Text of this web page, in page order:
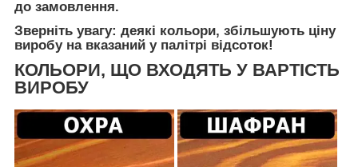
до замовлення.
Зверніть увагу: деякі кольори, збільшують ціну
виробу на вказаний у палітрі відсоток!
КОЛЬОРИ, ЩО ВХОДЯТЬ У ВАРТІСТЬ
ВИРОБУ